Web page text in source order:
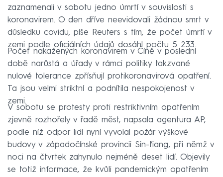
zaznamenali v sobotu jedno úmrtí v souvislosti s
koronavirem. O den dříve neevidovali žádnou smrt v
důsledku covidu, píše Reuters s tím, že počet úmrtí v
zemi podle oficiálních údajů dosáhl počtu 5 233.
Počet nakažených koronavirem v Číně v poslední
době narůstá a úřady v rámci politiky takzvané
nulové tolerance zpřísňují protikoronavirová opatření.
Ta jsou velmi striktní a podnítila nespokojenost v
zemi.
V sobotu se protesty proti restriktivním opatřením
zjevně rozhořely v řadě měst, napsala agentura AP,
podle níž odpor lidí nyní vyvolal požár výškové
budovy v západočínské provincii Sin-ťiang, při němž v
noci na čtvrtek zahynulo nejméně deset lidí. Objevily
se totiž informace, že kvůli pandemickým opatřením